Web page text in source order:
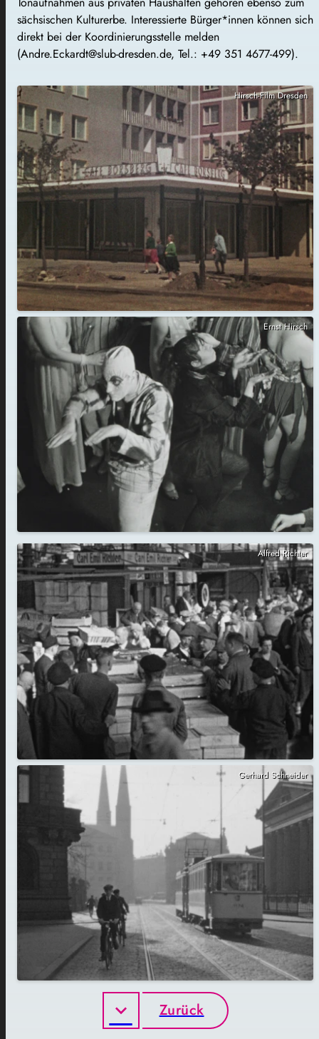
sächsischen Kulturerbe. Interessierte Bürger*innen können sich
direkt bei der Koordinierungsstelle melden
(Andre.Eckardt@slub-dresden.de, Tel.: +49 351 4677-499).
Hirsch-Film Dresden
Ernst Hirsch
Alfred Richter
Gerhard Schneider
Zurück